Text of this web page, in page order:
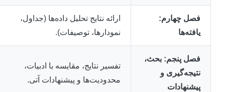
فصل چهارم:
یافته‌ها
ارائه نتایج تحلیل داده‌ها (جداول،
نمودارها، توصیفات).
فصل پنجم: بحث،
نتیجه‌گیری و
پیشنهادات
تفسیر نتایج، مقایسه با ادبیات،
محدودیت‌ها و پیشنهادات آتی.